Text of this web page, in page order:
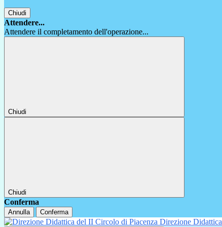
Chiudi
Attendere...
Attendere il completamento dell'operazione...
Chiudi
Chiudi
Conferma
Annulla Conferma
Direzione Didattica